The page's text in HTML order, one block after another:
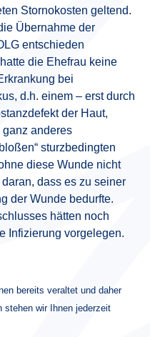
Stornokosten geltend.
Übernahme der
entschieden
die Ehefrau keine
bei
d.h. einem – erst durch
der Haut,
anderes
sturzbedingten
diese Wunde nicht
dass es zu seiner
der Wunde bedurfte.
hätten noch
Infizierung vorgelegen.
bereits veraltet und daher
stehen wir Ihnen jederzeit